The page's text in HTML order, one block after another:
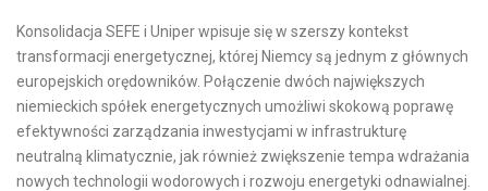
Konsolidacja SEFE i Uniper wpisuje się w szerszy kontekst
transformacji energetycznej, której Niemcy są jednym z głównych
europejskich orędowników. Połączenie dwóch największych
niemieckich spółek energetycznych umożliwi skokową poprawę
efektywności zarządzania inwestycjami w infrastrukturę
neutralną klimatycznie, jak również zwiększenie tempa wdrażania
nowych technologii wodorowych i rozwoju energetyki odnawialnej.